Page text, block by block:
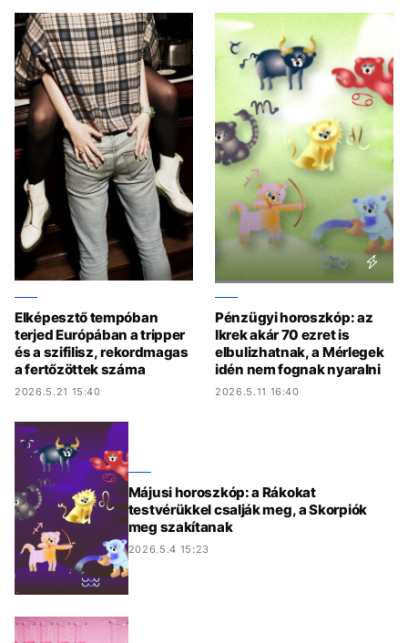
Elképesztő tempóban
terjed Európában a tripper
és a szifilisz, rekordmagas
a fertőzöttek száma
2026.5.21 15:40
Pénzügyi horoszkóp: az
Ikrek akár 70 ezret is
elbulizhatnak, a Mérlegek
idén nem fognak nyaralni
2026.5.11 16:40
Májusi horoszkóp: a Rákokat
testvérükkel csalják meg, a Skorpiók
meg szakítanak
2026.5.4 15:23